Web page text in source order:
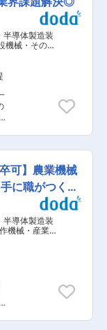
半導体製造装
機械・その他
部品
可】農業機械
に職がつく技
半導体製造装
機械・産業機
動車・建機・